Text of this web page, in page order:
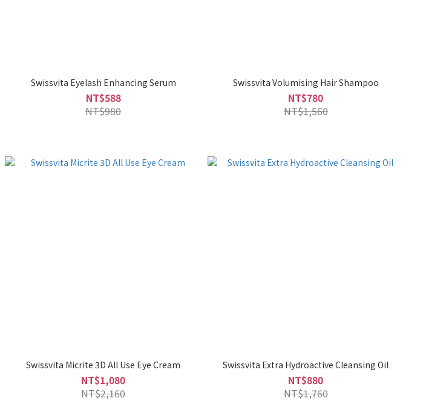
Swissvita Eyelash Enhancing Serum
NT$588
NT$980
Swissvita Volumising Hair Shampoo
NT$780
NT$1,560
Swissvita Micrite 3D All Use Eye Cream
NT$1,080
NT$2,160
Swissvita Extra Hydroactive Cleansing Oil
NT$880
NT$1,760